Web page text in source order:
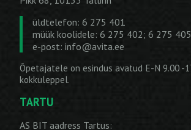
üldtelefon: 6 275 401
müük koolidele: 6 275 402; 6 275 405
e-post: info@avita.ee
Õpetajatele on esindus avatud E-N 9.00 -
kokkuleppel.
TARTU
AS BIT aadress Tartus: